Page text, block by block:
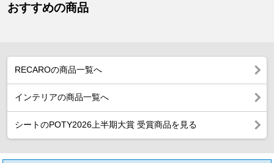
おすすめの商品
RECAROの商品一覧へ
インテリアの商品一覧へ
シートのPOTY2026上半期大賞 受賞商品を見る